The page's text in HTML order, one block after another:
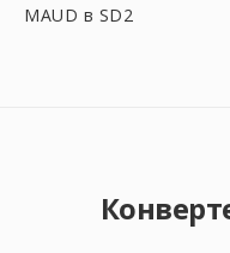
MAUD в SD2